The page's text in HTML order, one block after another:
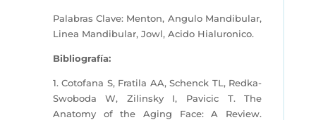
Palabras Clave: Menton, Angulo Mandibular,
Linea Mandibular, Jowl, Acido Hialuronico.
Bibliografía:
1. Cotofana S, Fratila AA, Schenck TL, Redka-
Swoboda W, Zilinsky I, Pavicic T. The
Anatomy of the Aging Face: A Review.